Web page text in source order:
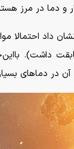
و دما در مرز
داد احتمالا
داشت).
در دما‌های